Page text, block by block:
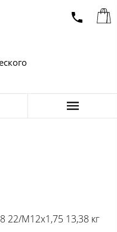
22/M12x1,75 13,38 кг